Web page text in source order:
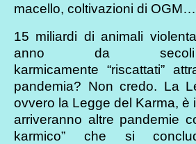
macello, coltivazioni di
15 miliardi di animali
anno da secoli
karmicamente “riscattati”
pandemia? Non credo. La
ovvero la Legge del Karma, è
arriveranno altre pandemie
karmico” che si